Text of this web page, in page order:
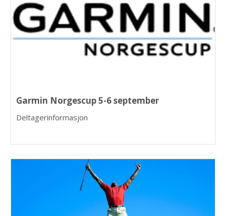
Garmin Norgescup 5-6 september
Deltagerinformasjon